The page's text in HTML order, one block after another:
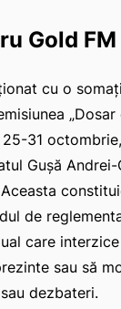
Gold FM
cu o
31
Gușă Andrei-
de
care
sau să
dezbateri.